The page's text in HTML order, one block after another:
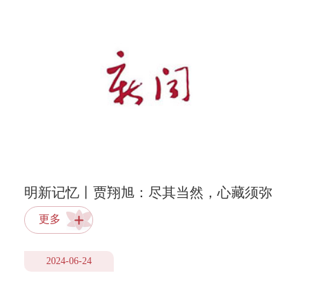
明新记忆丨贾翔旭：尽其当然，心藏须弥
更多
2024-06-24